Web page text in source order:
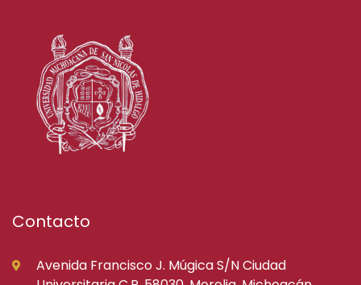
Contacto
Avenida Francisco J. Múgica S/N Ciudad